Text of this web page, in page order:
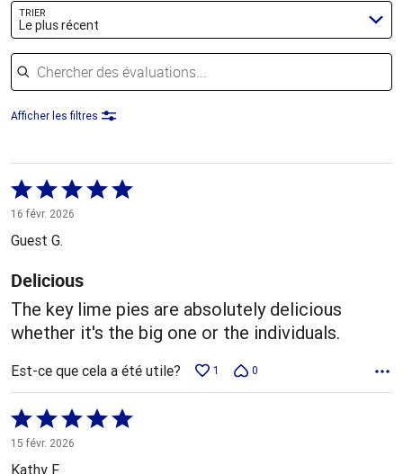
TRIER
Le plus récent
Chercher des évaluations
Afficher les filtres
Coté
5 sur
5
16 févr. 2026
Guest G.
Delicious
The key lime pies are absolutely delicious
whether it's the big one or the individuals.
Est-ce que cela a été utile? 1 0
Coté
5 sur
5
15 févr. 2026
Kathy F